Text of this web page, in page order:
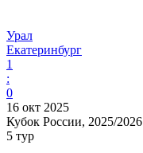
Урал
Екатеринбург
1
:
0
16 окт 2025
Кубок России, 2025/2026
5 тур